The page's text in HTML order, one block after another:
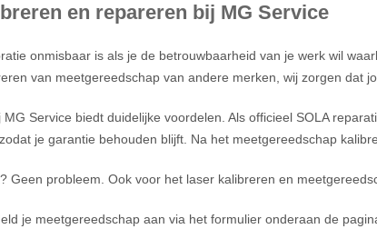
en repareren bij MG Service
onmisbaar is als je de betrouwbaarheid van je werk wil
van meetgereedschap van andere merken, wij zorgen dat
Service biedt duidelijke voordelen. Als officieel SOLA
je garantie behouden blijft. Na het meetgereedschap
Geen probleem. Ook voor het laser kalibreren en
je meetgereedschap aan via het formulier onderaan de